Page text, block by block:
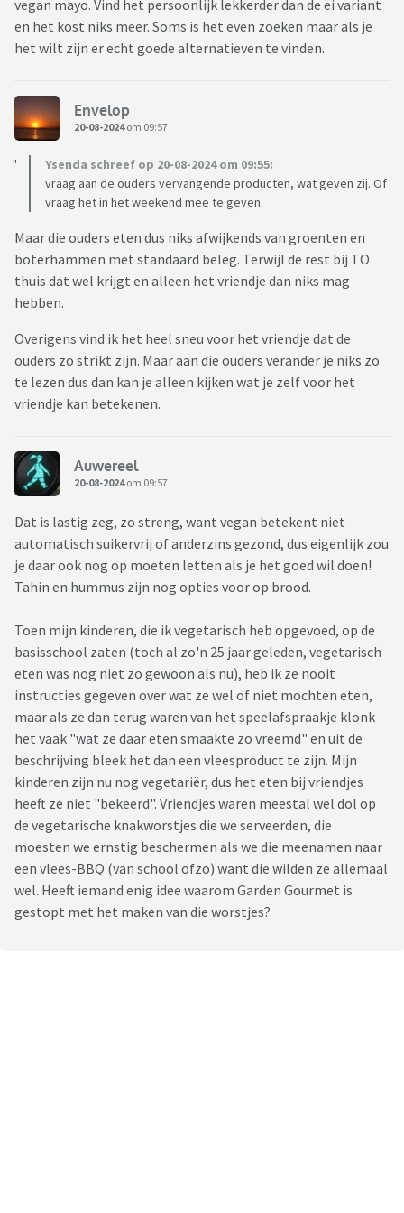
mag niet van je ouders, maar ik snap het ook wel weer van
het kind. Van de week werd er hier gespeeld en was het erg
warm dus mijn kinderen vroegen om een waterijsje wat ik op
Ijsje pas geven als kind naar huis is of ijsje geven aan eigen
kinderen en klasgenootje een appel o.i.d.
vegan mayo. Vind het persoonlijk lekkerder dan de ei variant
en het kost niks meer. Soms is het even zoeken maar als je
het wilt zijn er echt goede alternatieven te vinden.
Envelop
20-08-2024om 09:57
Ysenda schreef op 20-08-2024 om 09:55:
vraag aan de ouders vervangende producten, wat geven zij. Of
vraag het in het weekend mee te geven.
Maar die ouders eten dus niks afwijkends van groenten en
boterhammen met standaard beleg. Terwijl de rest bij TO
thuis dat wel krijgt en alleen het vriendje dan niks mag
hebben.
Overigens vind ik het heel sneu voor het vriendje dat de
ouders zo strikt zijn. Maar aan die ouders verander je niks zo
te lezen dus dan kan je alleen kijken wat je zelf voor het
vriendje kan betekenen.
Auwereel
20-08-2024om 09:57
Dat is lastig zeg, zo streng, want vegan betekent niet
automatisch suikervrij of anderzins gezond, dus eigenlijk zou
je daar ook nog op moeten letten als je het goed wil doen!
Tahin en hummus zijn nog opties voor op brood.
Toen mijn kinderen, die ik vegetarisch heb opgevoed, op de
basisschool zaten (toch al zo'n 25 jaar geleden, vegetarisch
eten was nog niet zo gewoon als nu), heb ik ze nooit
instructies gegeven over wat ze wel of niet mochten eten,
maar als ze dan terug waren van het speelafspraakje klonk
het vaak "wat ze daar eten smaakte zo vreemd" en uit de
beschrijving bleek het dan een vleesproduct te zijn. Mijn
kinderen zijn nu nog vegetariër, dus het eten bij vriendjes
heeft ze niet "bekeerd". Vriendjes waren meestal wel dol op
de vegetarische knakworstjes die we serveerden, die
moesten we ernstig beschermen als we die meenamen naar
een vlees-BBQ (van school ofzo) want die wilden ze allemaal
wel. Heeft iemand enig idee waarom Garden Gourmet is
gestopt met het maken van die worstjes?